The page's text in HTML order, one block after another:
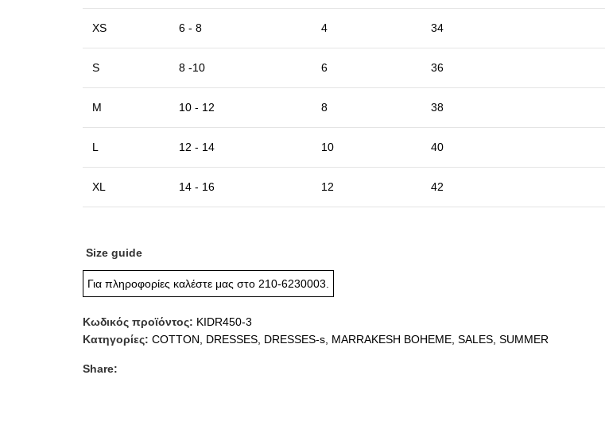
XS 6 - 8 4 34
S 8 -10 6 36
M 10 - 12 8 38
L 12 - 14 10 40
XL 14 - 16 12 42
Size guide
Για πληροφορίες καλέστε μας στο 210-6230003
Κωδικός προϊόντος: KIDR450-3
Κατηγορίες: COTTON DRESSES DRESSES-s MARRAKESH BOHEME SALES SUMMER
Share: